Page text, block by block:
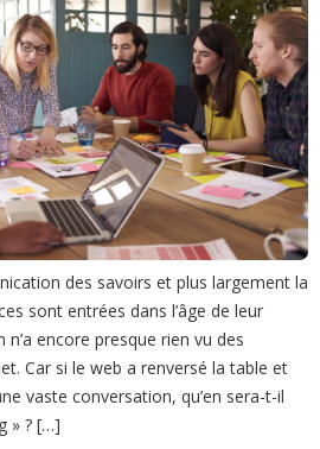
des savoirs et plus largement la
sont entrées dans l’âge de leur
encore presque rien vu des
Car si le web a renversé la table et
vaste conversation, qu’en sera-t-il
» ? […]